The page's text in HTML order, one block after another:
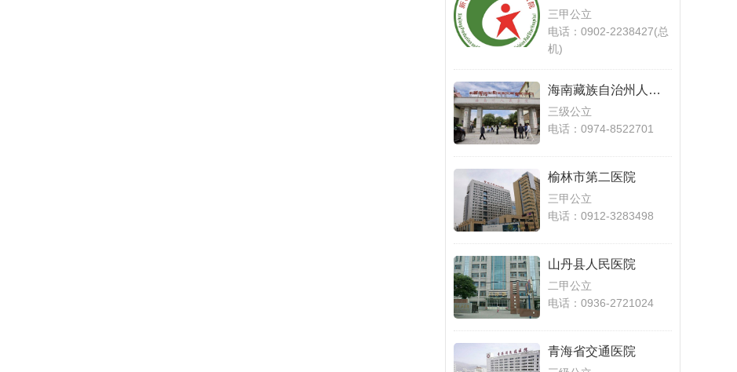
十三师红星医院
三甲公立
电话：0902-2238427(总
机)
海南藏族自治州人民
医院
三级公立
电话：0974-8522701
榆林市第二医院
三甲公立
电话：0912-3283498
山丹县人民医院
二甲公立
电话：0936-2721024
青海省交通医院